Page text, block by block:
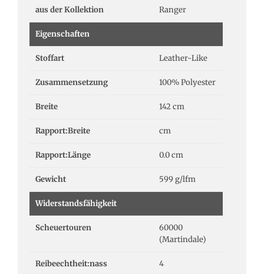
aus der Kollektion Ranger
Eigenschaften
Stoffart Leather-Like
Zusammensetzung 100% Polyester
Breite 142 cm
Rapport:Breite cm
Rapport:Länge 0.0 cm
Gewicht 599 g/lfm
Widerstandsfähigkeit
Scheuertouren
60000
(Martindale)
Reibeechtheit:nass 4